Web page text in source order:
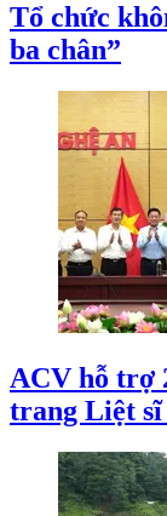
Tổ chức
ba chân”
ACV hỗ trợ
trang Liệt